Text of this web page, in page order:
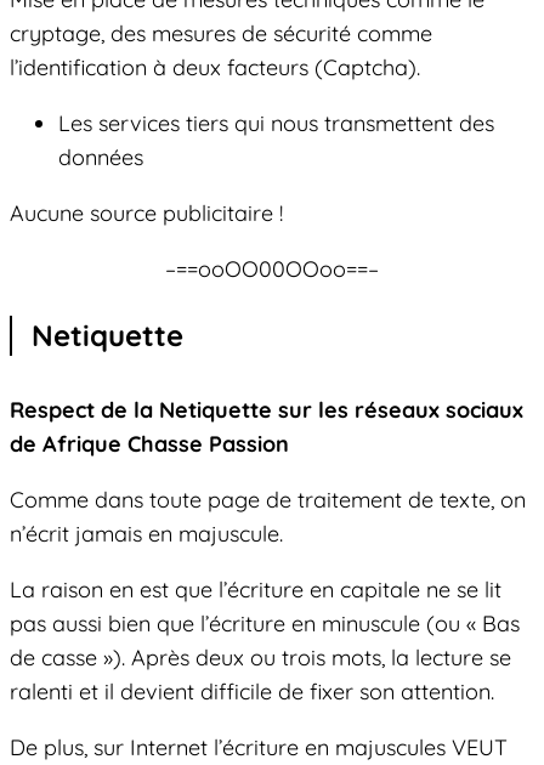
cryptage, des mesures de sécurité comme
l’identification à deux facteurs (Captcha).
Les services tiers qui nous transmettent des
données
Aucune source publicitaire !
–==ooOO00OOoo==–
Netiquette
Respect de la Netiquette sur les réseaux sociaux
de Afrique Chasse Passion
Comme dans toute page de traitement de texte, on
n’écrit jamais en majuscule.
La raison en est que l’écriture en capitale ne se lit
pas aussi bien que l’écriture en minuscule (ou « Bas
de casse »). Après deux ou trois mots, la lecture se
ralenti et il devient difficile de fixer son attention.
De plus, sur Internet l’écriture en majuscules VEUT